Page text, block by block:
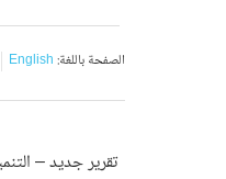
الصفحة باللغة:English
تقرير جديد –